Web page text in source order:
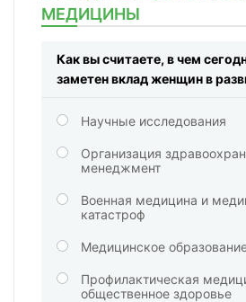
МЕДИЦИНЫ
Как вы считаете, в чем
заметен вклад женщин в
Научные исследования
Организация
менеджмент
Военная медицина и
катастроф
Медицинское
Профилактическая
общественное здоровье